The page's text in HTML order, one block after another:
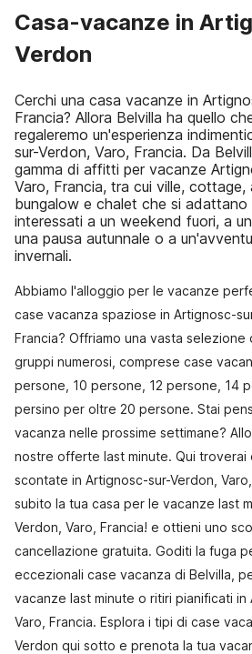
Casa-vacanze in
Verdon
Cerchi una casa vacanze in
Francia? Allora Belvilla ha quello
regaleremo un'esperienza
sur-Verdon, Varo, Francia. Da
gamma di affitti per vacanze
Varo, Francia, tra cui ville, cottage,
bungalow e chalet che si adattano
interessati a un weekend fuori, a
una pausa autunnale o a
invernali.
Abbiamo l'alloggio per le vacanze
case vacanza spaziose in Artignosc-
Francia? Offriamo una vasta
gruppi numerosi, comprese case
persone, 10 persone, 12 persone, 14
persino per oltre 20 persone. Stai
vacanza nelle prossime settimane?
nostre offerte last minute. Qui troverai
scontate in Artignosc-sur-Verdon,
subito la tua casa per le vacanze last
Verdon, Varo, Francia! e ottieni uno
cancellazione gratuita. Goditi la fuga
eccezionali case vacanza di Belvilla,
vacanze last minute o ritiri pianificati in
Varo, Francia. Esplora i tipi di case
Verdon qui sotto e prenota la tua